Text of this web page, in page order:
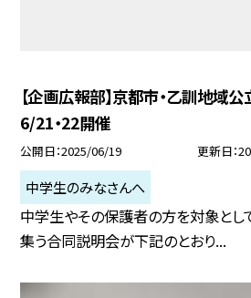
【企画広報部】京都市・乙訓地域
6/21・22開催
公開日 2025/06/19 更新日
中学生のみなさんへ
中学生やその保護者の方を対象とし
集う合同説明会が下記のとおり...